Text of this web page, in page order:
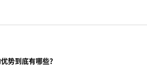
势到底有哪些？